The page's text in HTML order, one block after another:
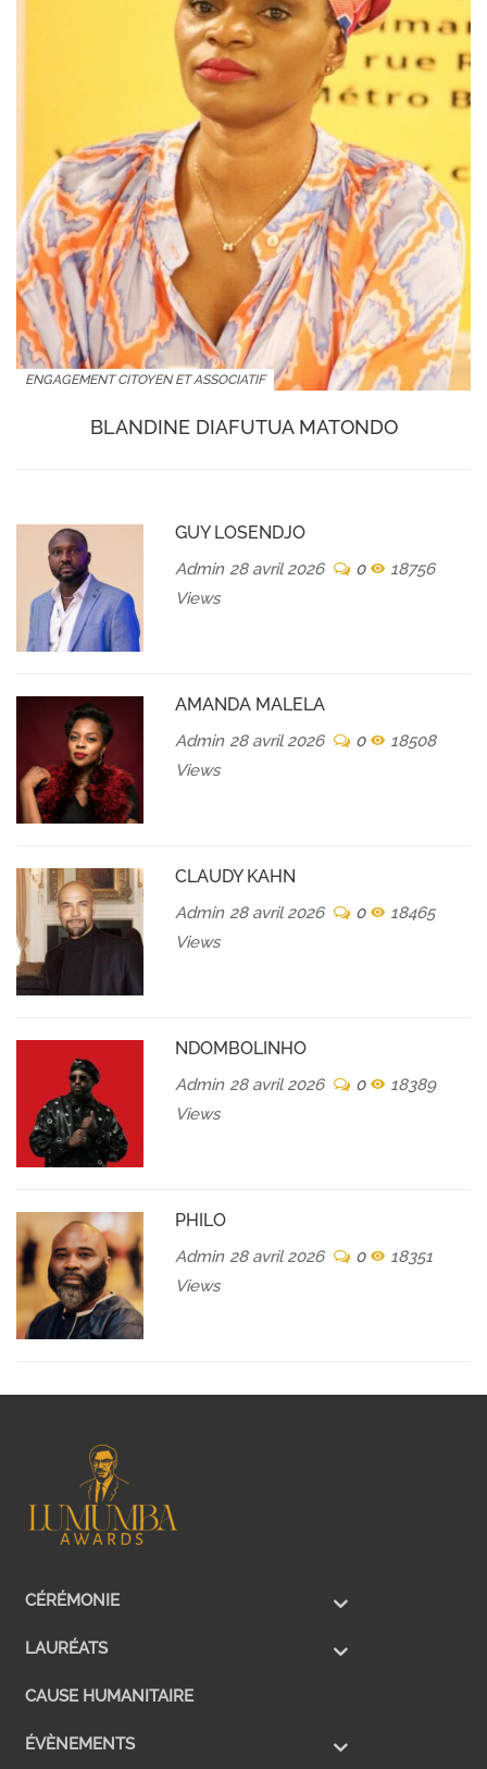
ENGAGEMENT CITOYEN ET ASSOCIATIF
BLANDINE DIAFUTUA MATONDO
GUY LOSENDJO
Admin 28 avril 2026 0
18756
Views
AMANDA MALELA
Admin 28 avril 2026 0
18508
Views
CLAUDY KAHN
Admin 28 avril 2026 0
18465
Views
NDOMBOLINHO
Admin 28 avril 2026 0
18389
Views
PHILO
Admin 28 avril 2026 0
18351
Views
CÉRÉMONIE
LAURÉATS
CAUSE HUMANITAIRE
ÉVÈNEMENTS